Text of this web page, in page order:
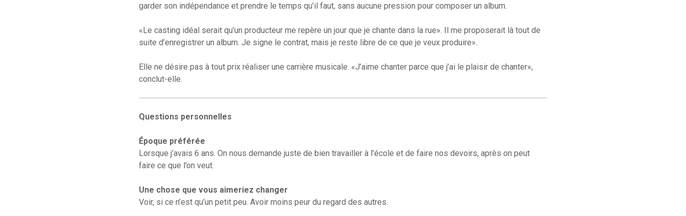
garder son indépendance et prendre le temps qu’il faut, sans aucune pression pour composer un album.
«Le casting idéal serait qu’un producteur me repère un jour que je chante dans la rue». Il me proposerait là tout de
suite d’enregistrer un album. Je signe le contrat, mais je reste libre de ce que je veux produire».
Elle ne désire pas à tout prix réaliser une carrière musicale. «J’aime chanter parce que j’ai le plaisir de chanter»,
conclut-elle.
Questions personnelles
Époque préférée
Lorsque j’avais 6 ans. On nous demande juste de bien travailler à l’école et de faire nos devoirs, après on peut
faire ce que l’on veut.
Une chose que vous aimeriez changer
Voir, si ce n’est qu’un petit peu. Avoir moins peur du regard des autres.